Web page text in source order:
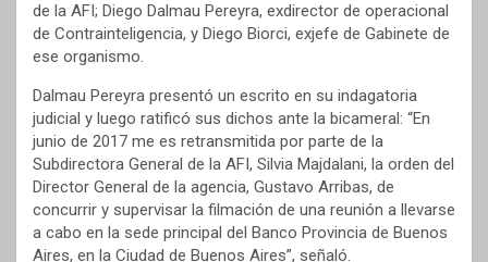
de la AFI; Diego Dalmau Pereyra, exdirector de operacional
de Contrainteligencia, y Diego Biorci, exjefe de Gabinete de
ese organismo.
Dalmau Pereyra presentó un escrito en su indagatoria
judicial y luego ratificó sus dichos ante la bicameral: “En
junio de 2017 me es retransmitida por parte de la
Subdirectora General de la AFI, Silvia Majdalani, la orden del
Director General de la agencia, Gustavo Arribas, de
concurrir y supervisar la filmación de una reunión a llevarse
a cabo en la sede principal del Banco Provincia de Buenos
Aires, en la Ciudad de Buenos Aires”, señaló.